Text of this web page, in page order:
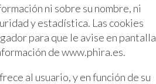
ni sobre su nombre, ni
y estadística. Las cookies
para que le avise en pantalla
de www.phira.es.
al usuario, y en función de su